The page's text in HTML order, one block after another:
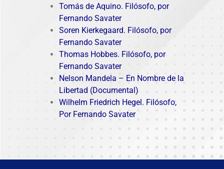
Tomás de Aquino. Filósofo, por
Fernando Savater
Soren Kierkegaard. Filósofo, por
Fernando Savater
Thomas Hobbes. Filósofo, por
Fernando Savater
Nelson Mandela – En Nombre de la
Libertad (Documental)
Wilhelm Friedrich Hegel. Filósofo,
Por Fernando Savater